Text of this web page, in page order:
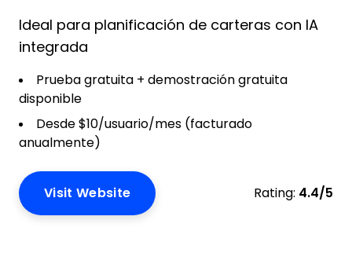
Ideal para planificación de carteras con IA
integrada
Prueba gratuita + demostración gratuita
disponible
Desde $10/usuario/mes (facturado
anualmente)
Visit Website Rating: 4.4/5